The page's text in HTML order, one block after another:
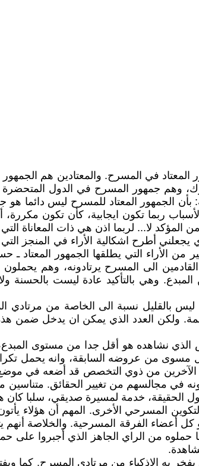
المعتاد في المسرح. والمعتادين هم
وهم جمهور المسرح في الدول
بأن الجمهور المعتاد للمسرح ليس دائما
ربما تكون ايجابية، كأن تكون مكررة،
لا... لربما اذن هي ذات المعاناة
يجعلني أطرح اشكالية الأراء في المنجز
من الأراء التي يطلقها الجمهور
الى المسرح يرتادونه، وهم يحملون
وهي بالتأكيد عادة ليست بالحسنة
بالقليل نسبة الى الخاصة من مرتادي
ولكن العدد الذي يمكن ان يدخل ضمن
الذي نشاهده هو أقل جدا من مستوى
مسوى من عروضه السابقة، وانه يحمل
الآخرين من ذوي التخصص قد أضعه في
في مجالسهم من تغيير الحقائق. متناسين
خدمة لمسيرة صديقي، سلبا كان هذا
المسرحي الأخرى. المهم أن هؤلاء
كل أعضاء الفرقة المسرحية. والخلاصة
حملوه من الراي الجاهز الذي أجبروا على
به الاذكياء من مرتادي المسرح. كما